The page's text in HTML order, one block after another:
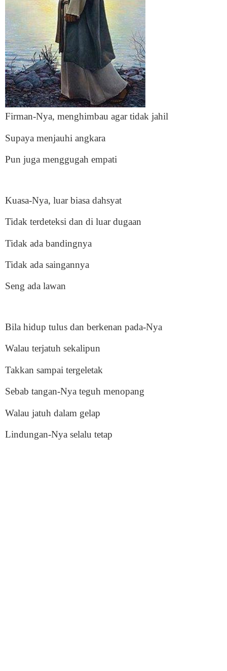
Firman-Nya, menghimbau agar tidak jahil
Supaya menjauhi angkara
Pun juga menggugah empati
Kuasa-Nya, luar biasa dahsyat
Tidak terdeteksi dan di luar dugaan
Tidak ada bandingnya
Tidak ada saingannya
Seng ada lawan
Bila hidup tulus dan berkenan pada-Nya
Walau terjatuh sekalipun
Takkan sampai tergeletak
Sebab tangan-Nya teguh menopang
Walau jatuh dalam gelap
Lindungan-Nya selalu tetap